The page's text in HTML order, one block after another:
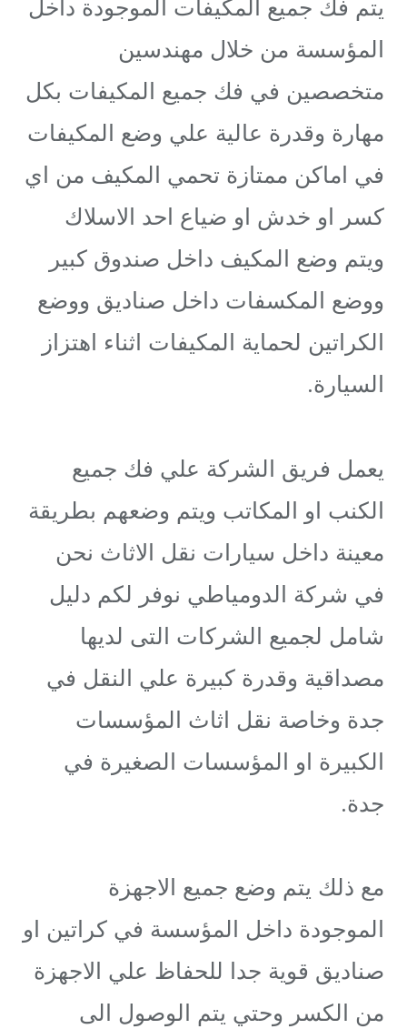
يتم فك جميع المكيفات الموجودة داخل
المؤسسة من خلال مهندسين
متخصصين في فك جميع المكيفات بكل
مهارة وقدرة عالية علي وضع المكيفات
في اماكن ممتازة تحمي المكيف من اي
كسر او خدش او ضياع احد الاسلاك
ويتم وضع المكيف داخل صندوق كبير
ووضع المكسفات داخل صناديق ووضع
الكراتين لحماية المكيفات اثناء اهتزاز
السيارة.
يعمل فريق الشركة علي فك جميع
الكنب او المكاتب ويتم وضعهم بطريقة
معينة داخل سيارات نقل الاثاث نحن
في شركة الدومياطي نوفر لكم دليل
شامل لجميع الشركات التى لديها
مصداقية وقدرة كبيرة علي النقل في
جدة وخاصة نقل اثاث المؤسسات
الكبيرة او المؤسسات الصغيرة في
جدة.
مع ذلك يتم وضع جميع الاجهزة
الموجودة داخل المؤسسة في كراتين او
صناديق قوية جدا للحفاظ علي الاجهزة
من الكسر وحتي يتم الوصول الى